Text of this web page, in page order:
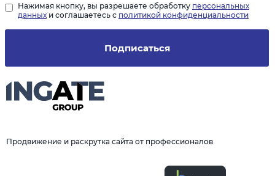
Продвижение и раскрутка сайта от профессионалов
Подписаться
Нажимая кнопку, вы разрешаете обработку персональных
данных и соглашаетесь с политикой конфиденциальности